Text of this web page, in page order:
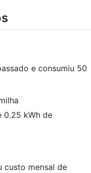
e consumiu 50
0.25 kWh de
custo mensal de